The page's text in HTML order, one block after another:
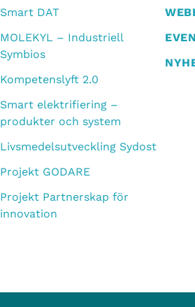
Smart DAT
MOLEKYL – Industriell
Symbios
Kompetenslyft 2.0
Smart elektrifiering –
produkter och system
Livsmedelsutveckling Sydost
Projekt GODARE
Projekt Partnerskap för
innovation